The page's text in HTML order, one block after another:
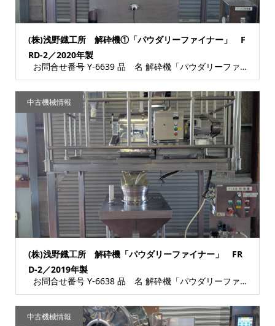
(株)浅野鐡工所 解砕機①「パウダリーファイナー」 F
RD-2／2020年製
お問合せ番号 Y-6639 品 名 解砕機「パウダリーファイナー」（製造番号：2000...
(株)浅野鐡工所 解砕機「パウダリーファイナー」 FR
D-2／2019年製
お問合せ番号 Y-6638 品 名 解砕機「パウダリーファイナー」（製造番号：1900...
中古機械情報
中古機械情報